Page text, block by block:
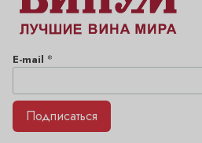
E-mail *
Подписаться